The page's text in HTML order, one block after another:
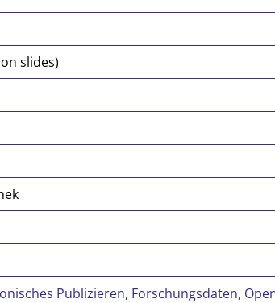
slides)
Publizieren, Forschungsdaten,